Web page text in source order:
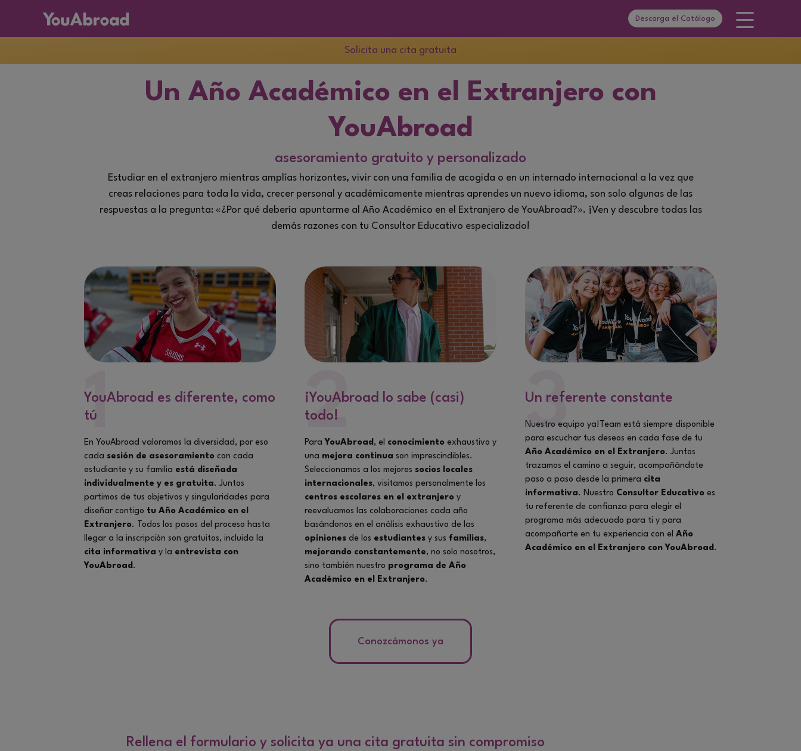
Descarga el Catálogo
Solicita una cita gratuita
Un Año Académico en el Extranjero con
YouAbroad
asesoramiento gratuito y personalizado
Estudiar en el extranjero mientras amplías horizontes, vivir con una familia de acogida o en un internado internacional a la vez que
creas relaciones para toda la vida, crecer personal y académicamente mientras aprendes un nuevo idioma, son solo algunas de las
respuestas a la pregunta: «¿Por qué debería apuntarme al Año Académico en el Extranjero de YouAbroad?». ¡Ven y descubre todas las
demás razones con tu Consultor Educativo especializado!
1
YouAbroad es diferente, como
tú
En YouAbroad valoramos la diversidad, por eso
cada sesión de asesoramiento con cada
estudiante y su familia está diseñada
individualmente y es gratuita. Juntos
partimos de tus objetivos y singularidades para
diseñar contigo tu Año Académico en el
Extranjero. Todos los pasos del proceso hasta
llegar a la inscripción son gratuitos, incluida la
cita informativa y la entrevista con
YouAbroad .
2
¡YouAbroad lo sabe (casi)
todo!
Para YouAbroad , el conocimiento exhaustivo y
una mejora continua son imprescindibles.
Seleccionamos a los mejores socios locales
internacionales, visitamos personalmente los
centros escolares en el extranjero y
reevaluamos las colaboraciones cada año
basándonos en el análisis exhaustivo de las
opiniones de los estudiantes y sus familias,
mejorando constantemente, no solo nosotros,
sino también nuestro programa de Año
Académico en el Extranjero.
3
Un referente constante
Nuestro equipo ya!Team está siempre disponible
para escuchar tus deseos en cada fase de tu
Año Académico en el Extranjero. Juntos
trazamos el camino a seguir, acompañándote
paso a paso desde la primera cita
informativa. Nuestro Consultor Educativo es
tu referente de confianza para elegir el
programa más adecuado para ti y para
acompañarte en tu experiencia con el Año
Académico en el Extranjero con YouAbroad .
Conozcámonos ya
Rellena el formulario y solicita ya una cita gratuita sin compromiso